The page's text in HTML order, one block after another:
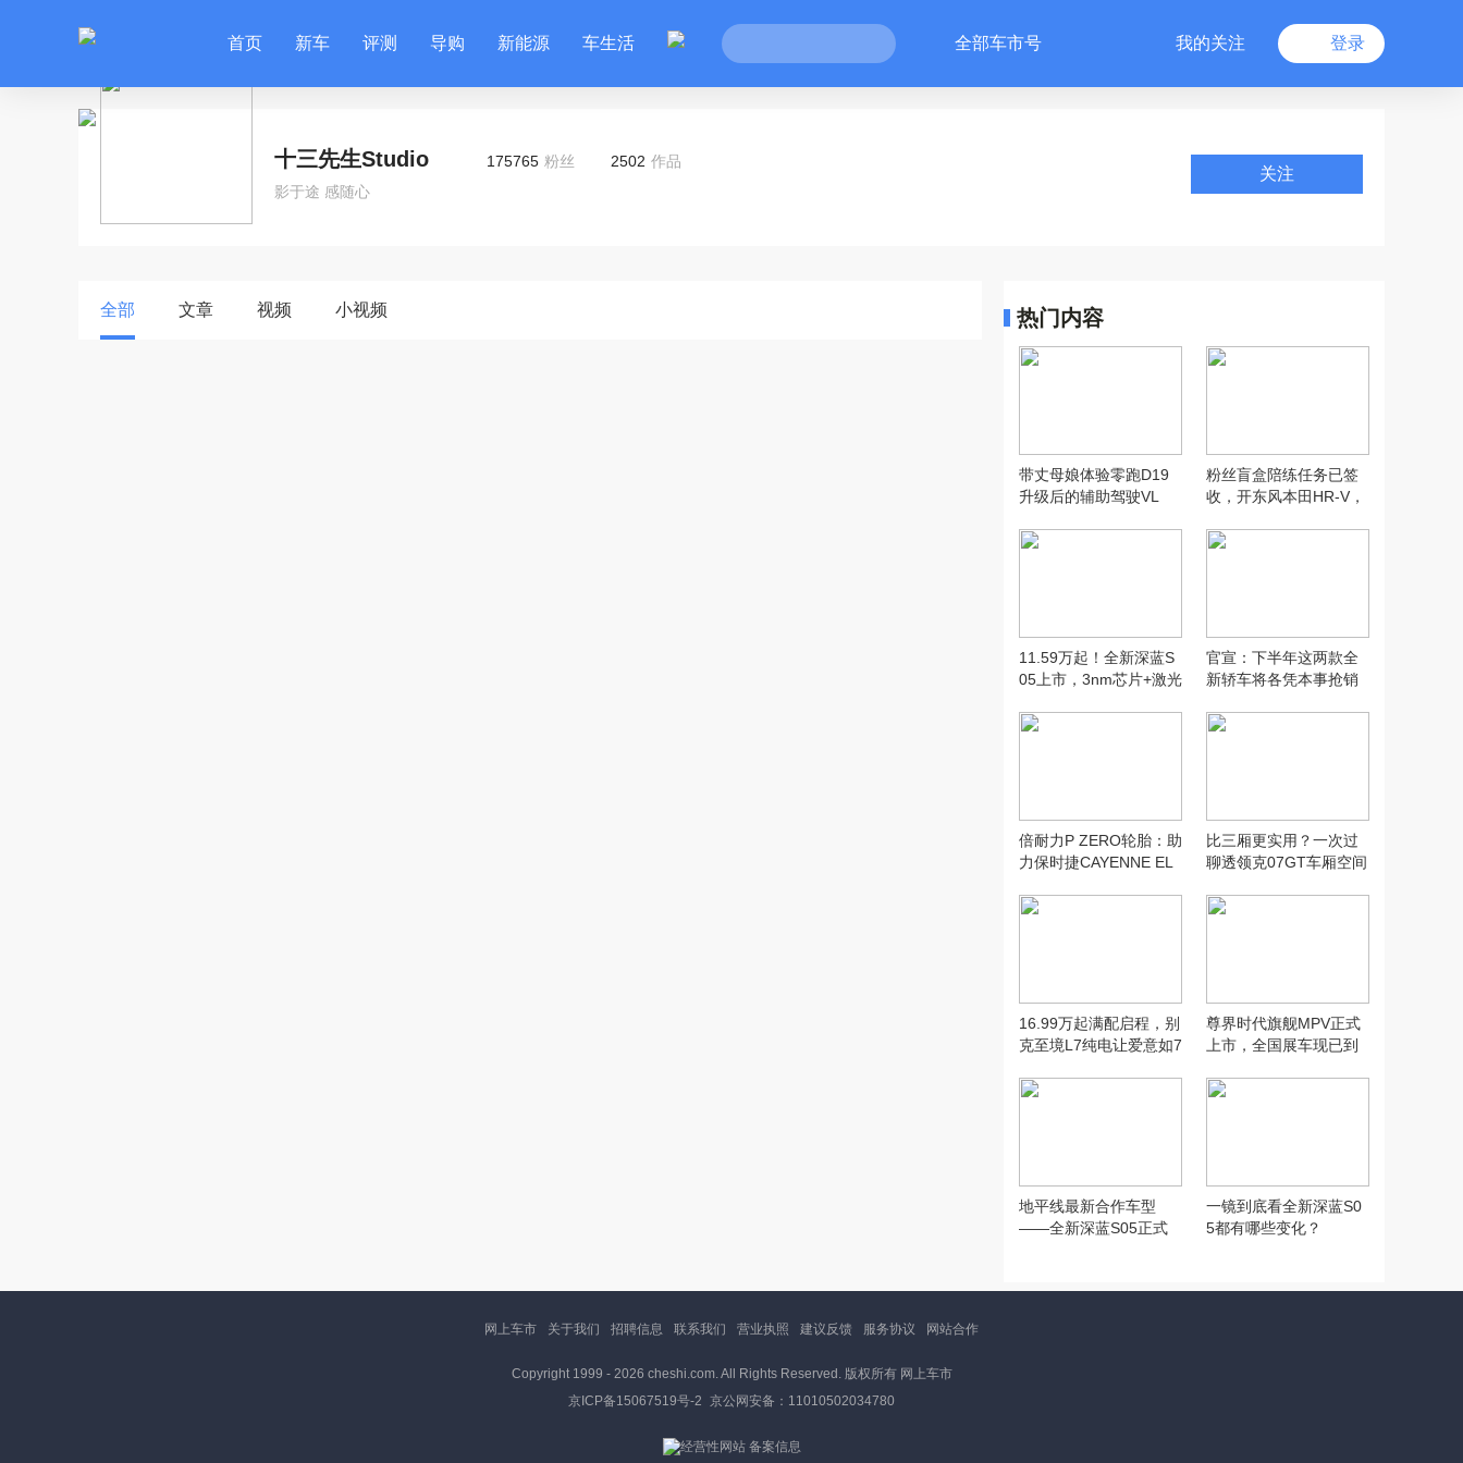
首页 新车 评测 导购 新能源 车生活 全部车市号 我的关注 登录
十三先生Studio 175765 粉丝 2502 作品
影于途 感随心
关注
全部 文章 视频 小视频 热门内容
带丈母娘体验零跑D19
升级后的辅助驾驶VL
粉丝盲盒陪练任务已签
收，开东风本田HR-V，
11.59万起！全新深蓝S
05上市，3nm芯片+激光
官宣：下半年这两款全
新轿车将各凭本事抢销
倍耐力P ZERO轮胎：助
力保时捷CAYENNE EL
比三厢更实用？一次过
聊透领克07GT车厢空间
16.99万起满配启程，别
克至境L7纯电让爱意如7
尊界时代旗舰MPV正式
上市，全国展车现已到
地平线最新合作车型
——全新深蓝S05正式
一镜到底看全新深蓝S0
5都有哪些变化？
网上车市 关于我们 招聘信息 联系我们 营业执照 建议反馈 服务协议 网站合作
Copyright 1999 - 2026 cheshi.com. All Rights Reserved. 版权所有 网上车市
京ICP备15067519号-2 京公网安备：11010502034780